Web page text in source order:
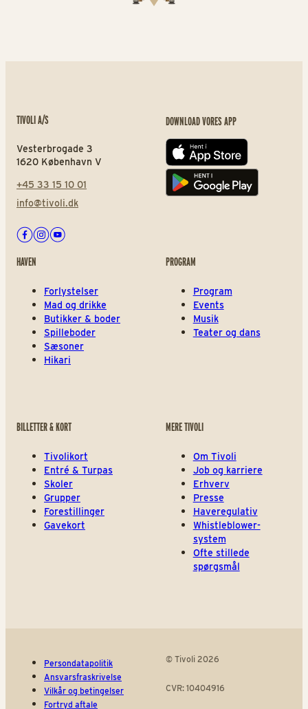
TIVOLI A/S
Vesterbrogade 3
1620 København V
+45 33 15 10 01
info@tivoli.dk
Facebook
Instagram
Youtube
DOWNLOAD VORES APP
App store
Play store
HAVEN
Forlystelser
Mad og drikke
Butikker & boder
Spilleboder
Sæsoner
Hikari
PROGRAM
Program
Events
Musik
Teater og dans
BILLETTER & KORT
Tivolikort
Entré & Turpas
Skoler
Grupper
Forestillinger
Gavekort
MERE TIVOLI
Om Tivoli
Job og karriere
Erhverv
Presse
Haveregulativ
Whistleblower-
system
Ofte stillede
spørgsmål
Persondatapolitik
Ansvarsfraskrivelse
Vilkår og betingelser
Fortryd aftale
© Tivoli 2026
CVR: 10404916